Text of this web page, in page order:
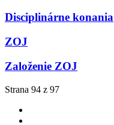
Disciplinárne konania
ZOJ
Založenie ZOJ
Strana 94 z 97